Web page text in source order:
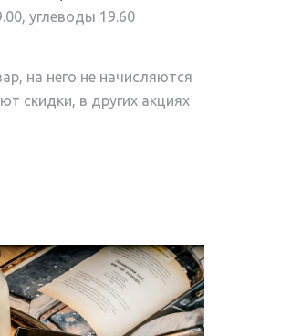
углеводы 19.60
на него не начисляются
скидки, в других акциях